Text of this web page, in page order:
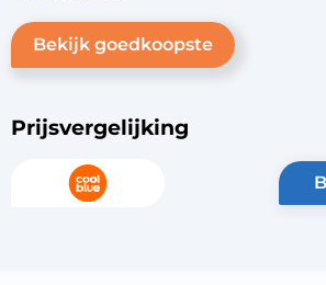
Bekijk goedkoopste
Prijsvergelijking